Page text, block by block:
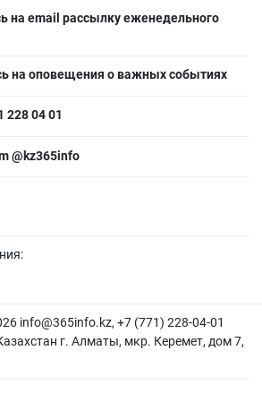
на email рассылку еженедельного
на оповещения о важных событиях
228 04 01
@kz365info
info@365info.kz, +7 (771) 228-04-01
г. Алматы, мкр. Керемет, дом 7,